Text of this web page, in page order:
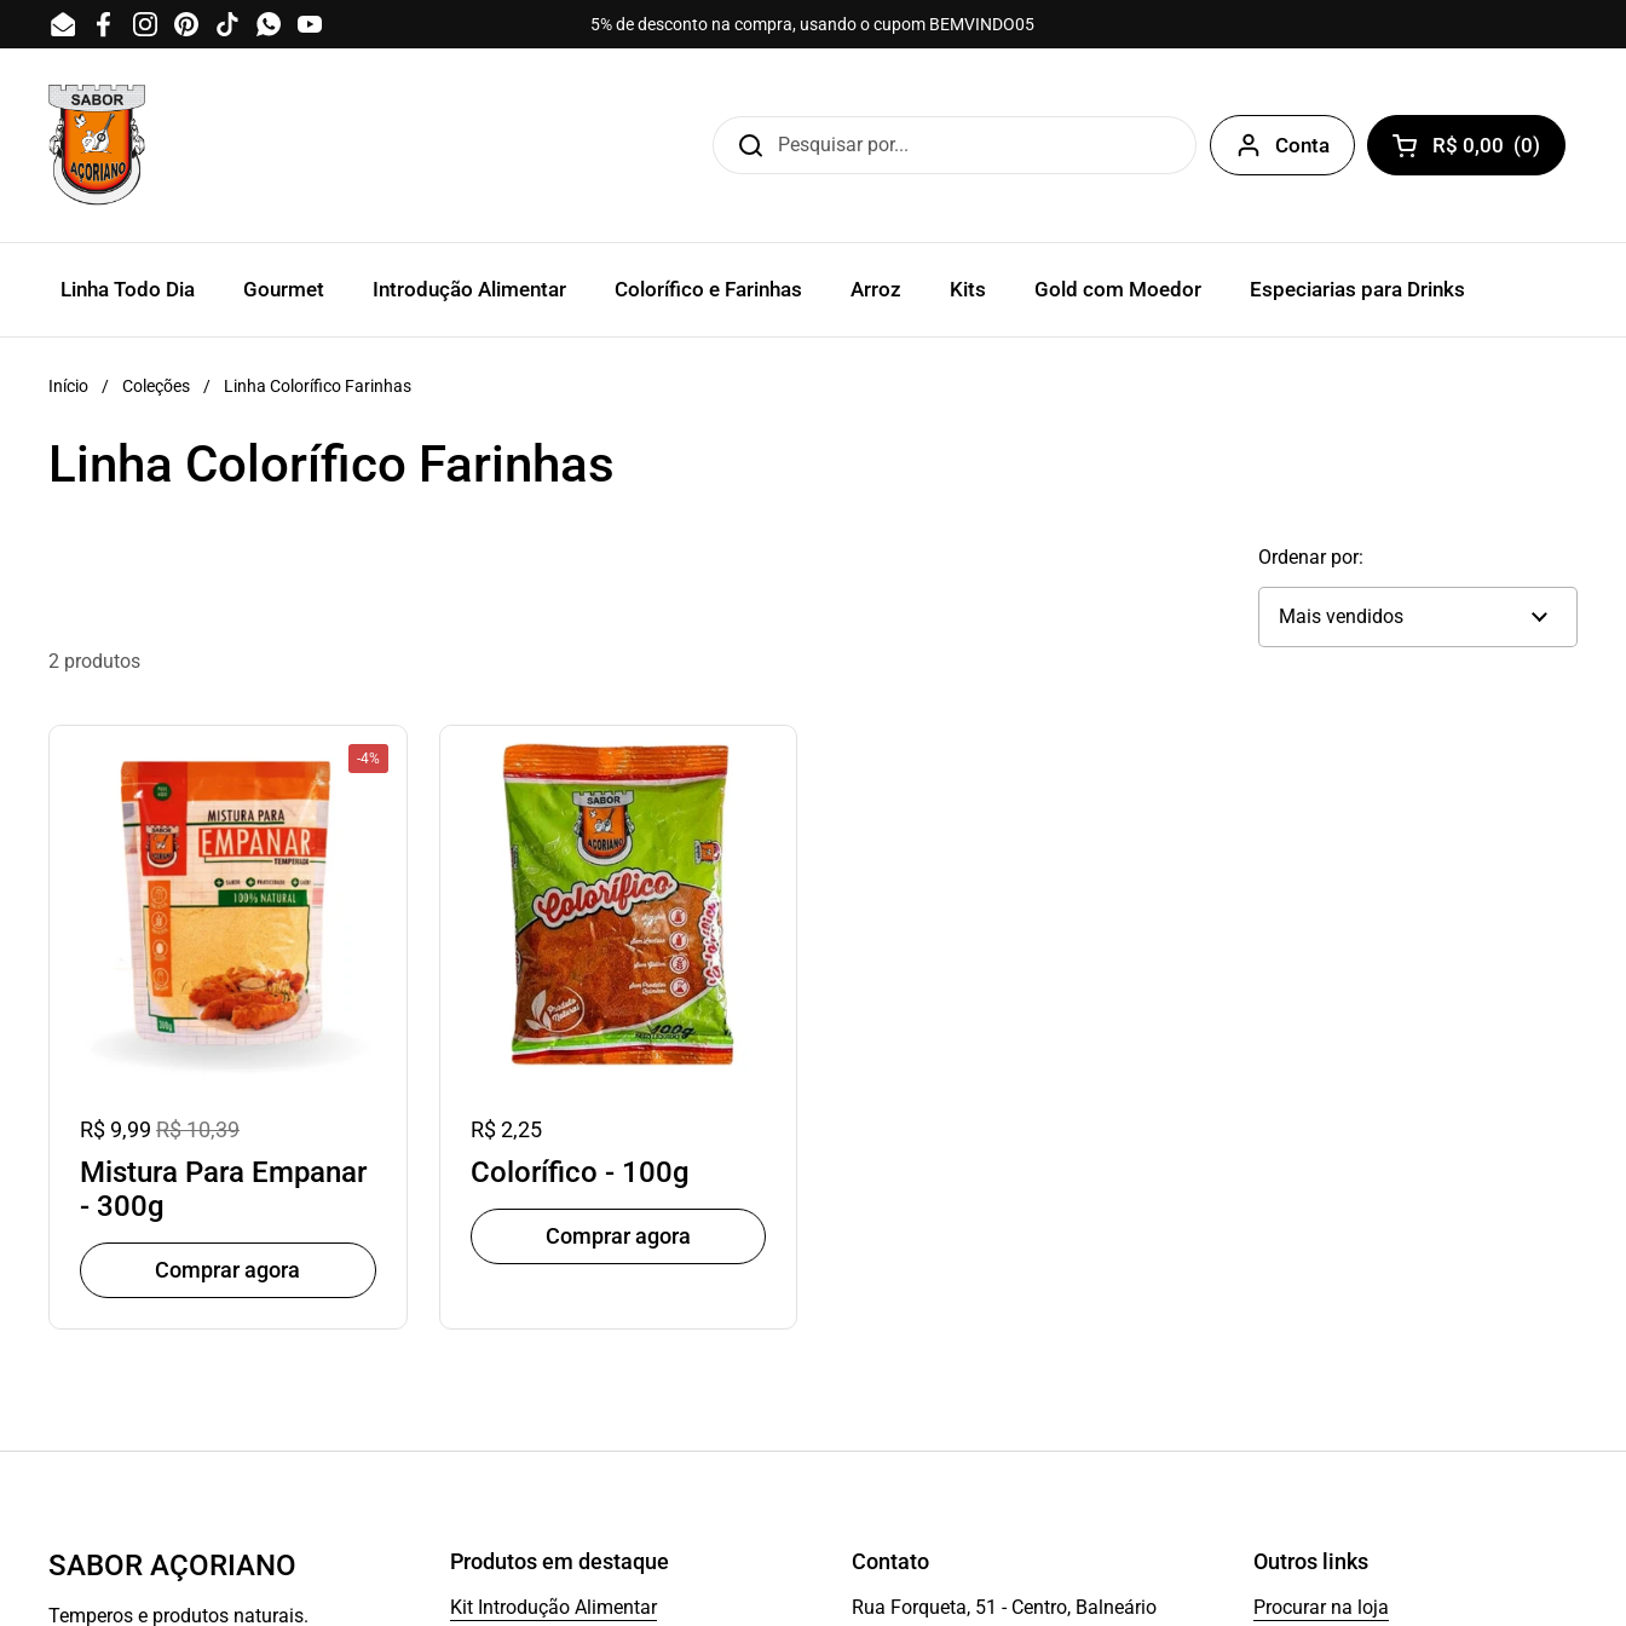
Ir para o conteúdo
EmailFacebookInstagram
Pinterest
TikTokWhatsApp
YouTube
5% de desconto na compra, usando o cupom BEMVINDO05
Conta Abrir carrinho
R$ 0,00 (0)
Linha Todo Dia Gourmet Introdução Alimentar Colorífico e Farinhas Arroz Kits Gold com Moedor Especiarias para Drinks
Início / Coleções / Linha Colorífico Farinhas
Linha Colorífico Farinhas
Ordenar por:
2 produtos
R$ 9,99 R$ 10,39
Mistura Para Empanar
- 300g
Comprar agora
-4%
R$ 2,25
Colorífico - 100g
Comprar agora
SABOR AÇORIANO
Temperos e produtos naturais.
Produtos em destaque
Kit Introdução Alimentar
Contato
Rua Forqueta, 51 - Centro, Balneário
Outros links
Procurar na loja